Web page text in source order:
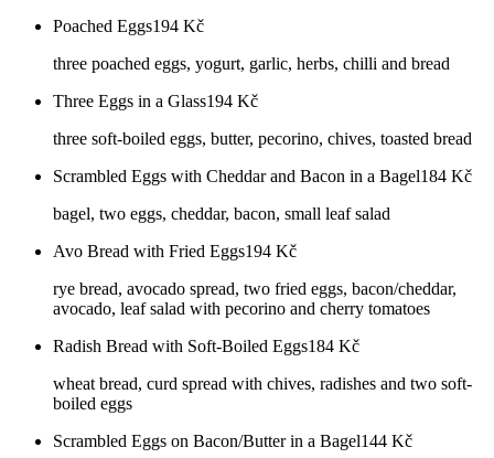
Poached Eggs194 Kč
three poached eggs, yogurt, garlic, herbs, chilli and bread
Three Eggs in a Glass194 Kč
three soft-boiled eggs, butter, pecorino, chives, toasted bread
Scrambled Eggs with Cheddar and Bacon in a Bagel184 Kč
bagel, two eggs, cheddar, bacon, small leaf salad
Avo Bread with Fried Eggs194 Kč
rye bread, avocado spread, two fried eggs, bacon/cheddar,
avocado, leaf salad with pecorino and cherry tomatoes
Radish Bread with Soft-Boiled Eggs184 Kč
wheat bread, curd spread with chives, radishes and two soft-
boiled eggs
Scrambled Eggs on Bacon/Butter in a Bagel144 Kč